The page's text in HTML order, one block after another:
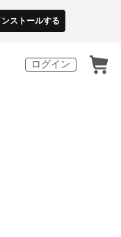
ンストールする
ログイン